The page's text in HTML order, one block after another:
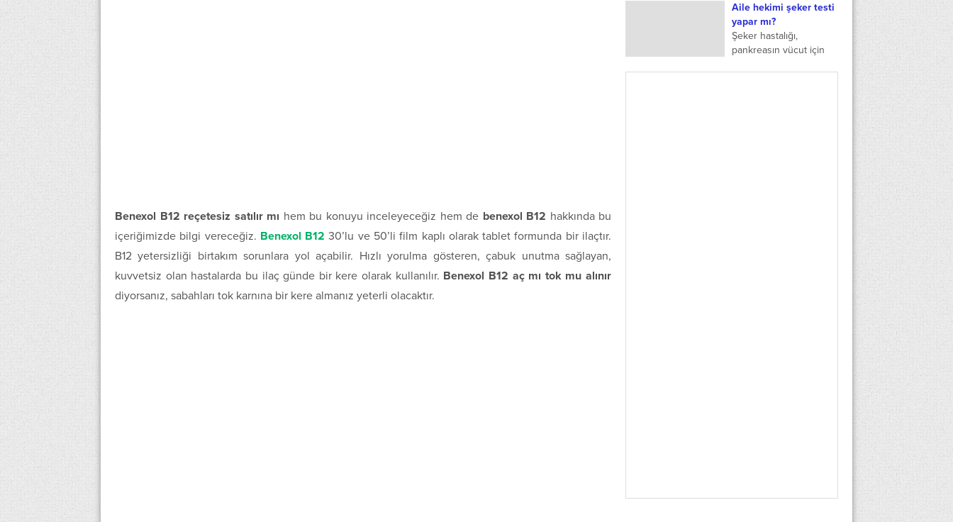
Benexol B12 reçetesiz satılır mı hem bu konuyu inceleyeceğiz hem de benexol B12 hakkında bu
içeriğimizde bilgi vereceğiz. Benexol B12 30’lu ve 50’li film kaplı olarak tablet formunda bir ilaçtır.
B12 yetersizliği birtakım sorunlara yol açabilir. Hızlı yorulma gösteren, çabuk unutma sağlayan,
kuvvetsiz olan hastalarda bu ilaç günde bir kere olarak kullanılır. Benexol B12 aç mı tok mu alınır
diyorsanız, sabahları tok karnına bir kere almanız yeterli olacaktır.
telefonumuza kadar
gelmesini sağlayan ve
gerek gizliliği gerek hızlı
işlemleri sayesinde
Aile hekimi şeker testi
yapar mı?
Şeker hastalığı,
pankreasın vücut için